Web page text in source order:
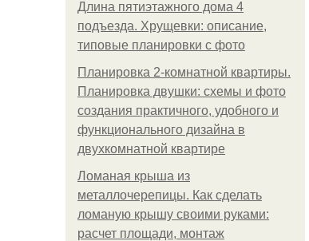
Длина пятиэтажного дома 4
подъезда. Хрущевки: описание,
типовые планировки с фото
Планировка 2-комнатной квартиры.
Планировка двушки: схемы и фото
создания практичного, удобного и
функционального дизайна в
двухкомнатной квартире
Ломаная крыша из
металлочерепицы. Как сделать
ломаную крышу своими руками:
расчет площади, монтаж